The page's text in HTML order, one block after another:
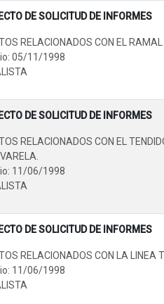
DE SOLICITUD DE INFORMES
RELACIONADOS CON EL
05/11/1998
DE SOLICITUD DE INFORMES
RELACIONADOS CON EL
11/06/1998
DE SOLICITUD DE INFORMES
RELACIONADOS CON LA LINEA
11/06/1998